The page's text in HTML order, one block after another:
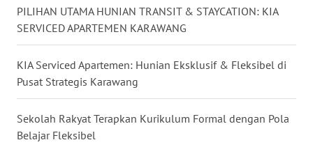
PILIHAN UTAMA HUNIAN TRANSIT & STAYCATION: KIA
SERVICED APARTEMEN KARAWANG
KIA Serviced Apartemen: Hunian Eksklusif & Fleksibel di
Pusat Strategis Karawang
Sekolah Rakyat Terapkan Kurikulum Formal dengan Pola
Belajar Fleksibel
WN
BEKASI
WN
BOGOR
WN